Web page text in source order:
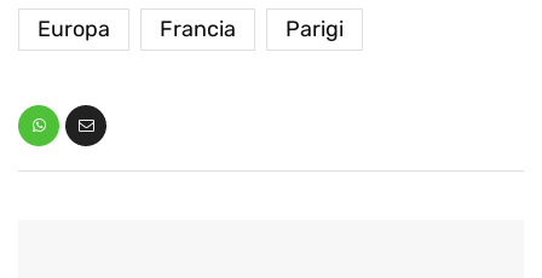
Europa Francia Parigi